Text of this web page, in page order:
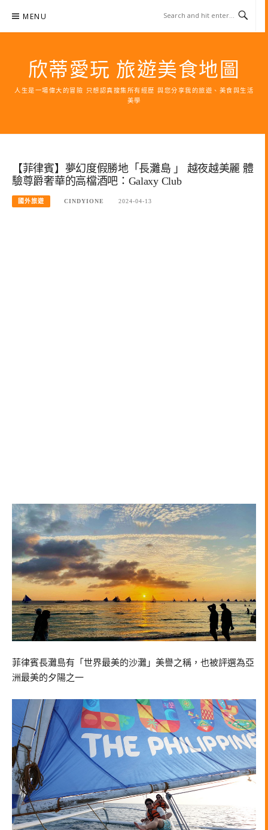
content
MENU
欣蒂愛玩 旅遊美食地圖
人生是一場偉大的冒險 只想認真搜集所有經歷 與您分享我的旅遊、美食與生活
美學
【菲律賓】夢幻度假勝地「長灘島 」 越夜越美麗 體
驗尊爵奢華的高檔酒吧：Galaxy Club
國外旅遊 CINDYIONE 2024-04-13
菲律賓長灘島有「世界最美的沙灘」美譽之稱，也被評選為亞
洲最美的夕陽之一